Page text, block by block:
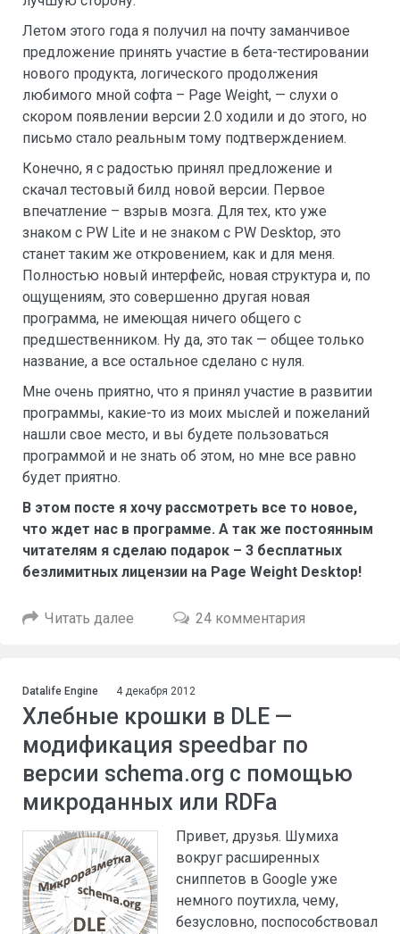
Летом этого года я получил на почту заманчивое
предложение принять участие в бета-тестировании
нового продукта, логического продолжения
любимого мной софта – Page Weight, — слухи о
скором появлении версии 2.0 ходили и до этого, но
письмо стало реальным тому подтверждением.
Конечно, я с радостью принял предложение и
скачал тестовый билд новой версии. Первое
впечатление – взрыв мозга. Для тех, кто уже
знаком с PW Lite и не знаком с PW Desktop, это
станет таким же откровением, как и для меня.
Полностью новый интерфейс, новая структура и, по
ощущениям, это совершенно другая новая
программа, не имеющая ничего общего с
предшественником. Ну да, это так — общее только
название, а все остальное сделано с нуля.
Мне очень приятно, что я принял участие в развитии
программы, какие-то из моих мыслей и пожеланий
нашли свое место, и вы будете пользоваться
программой и не знать об этом, но мне все равно
будет приятно.
В этом посте я хочу рассмотреть все то новое,
что ждет нас в программе. А так же постоянным
читателям я сделаю подарок – 3 бесплатных
безлимитных лицензии на Page Weight Desktop!
Читать далее 24 комментария
Datalife Engine 4 декабря 2012
Хлебные крошки в DLE —
модификация speedbar по
версии schema.org с помощью
микроданных или RDFa
Привет, друзья. Шумиха
вокруг расширенных
сниппетов в Google уже
немного поутихла, чему,
безусловно, поспособствовал